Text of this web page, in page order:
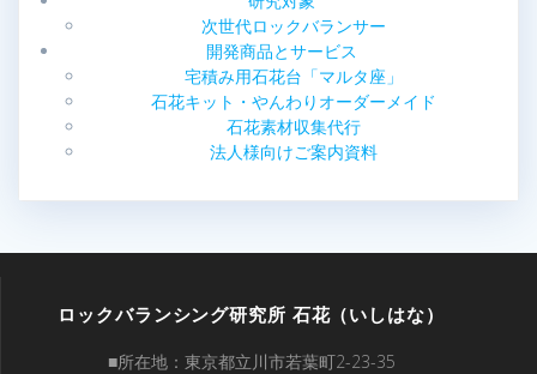
次世代ロックバランサー
開発商品とサービス
宅積み用石花台「マルタ座」
石花キット・やんわりオーダーメイド
石花素材収集代行
法人様向けご案内資料
ロックバランシング研究所 石花（いしはな）
■所在地：東京都立川市若葉町2-23-35